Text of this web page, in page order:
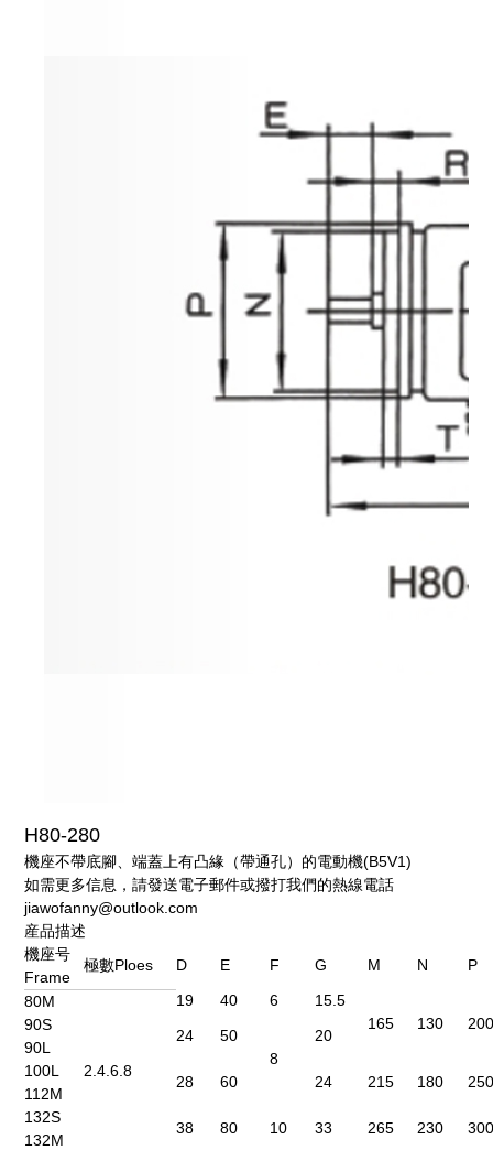
H80-280
機座不帶底腳、端蓋上有凸緣（帶通孔）的電動機(B5V1)
如需更多信息，請發送電子郵件或撥打我們的熱線電話
jiawofanny@outlook.com
産品描述
機座号
Frame
極數Ploes D E F G M N P
80M
2.4.6.8
19 40 6
15.5
165
130
90S
24
50
8
20
90L
100L
28 60 24 215 180
112M
132S
38 80 10 33 265 230
132M